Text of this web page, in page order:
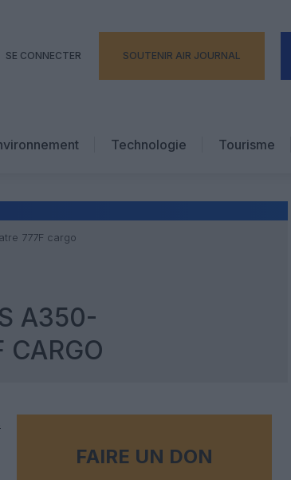
SE CONNECTER SOUTENIR AIR JOURNAL
Technologie
Tourisme
Hôtellerie
777F cargo
A350-
CARGO
FAIRE UN DON